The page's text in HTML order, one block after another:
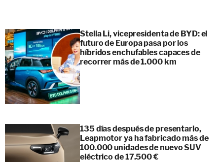
Stella Li, vicepresidenta de BYD: el
futuro de Europa pasa por los
híbridos enchufables capaces de
recorrer más de 1.000 km
135 días después de presentarlo,
Leapmotor ya ha fabricado más de
100.000 unidades de nuevo SUV
eléctrico de 17.500 €